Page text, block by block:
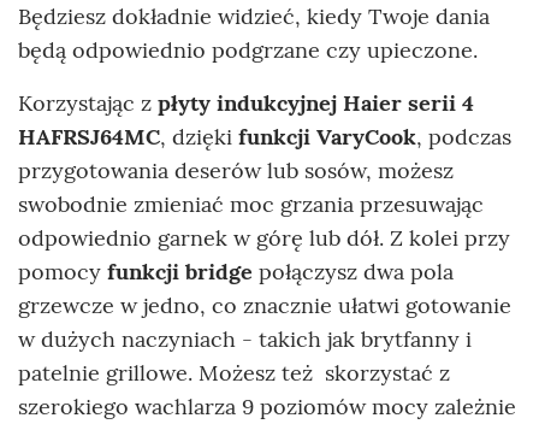
Będziesz dokładnie widzieć, kiedy Twoje dania
będą odpowiednio podgrzane czy upieczone.
Korzystając z płyty indukcyjnej Haier serii 4
HAFRSJ64MC, dzięki funkcji VaryCook, podczas
przygotowania deserów lub sosów, możesz
swobodnie zmieniać moc grzania przesuwając
odpowiednio garnek w górę lub dół. Z kolei przy
pomocy funkcji bridge połączysz dwa pola
grzewcze w jedno, co znacznie ułatwi gotowanie
w dużych naczyniach - takich jak brytfanny i
patelnie grillowe. Możesz też skorzystać z
szerokiego wachlarza 9 poziomów mocy zależnie